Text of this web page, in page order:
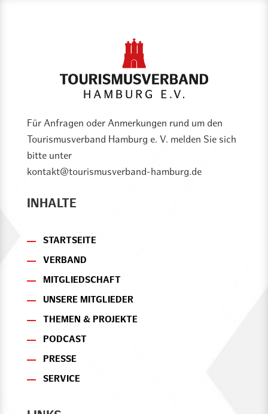
Für Anfragen oder Anmerkungen rund um den
Tourismusverband Hamburg e. V. melden Sie sich
bitte unter
kontakt@tourismusverband-hamburg.de
INHALTE
STARTSEITE
VERBAND
MITGLIEDSCHAFT
UNSERE MITGLIEDER
THEMEN & PROJEKTE
PODCAST
PRESSE
SERVICE